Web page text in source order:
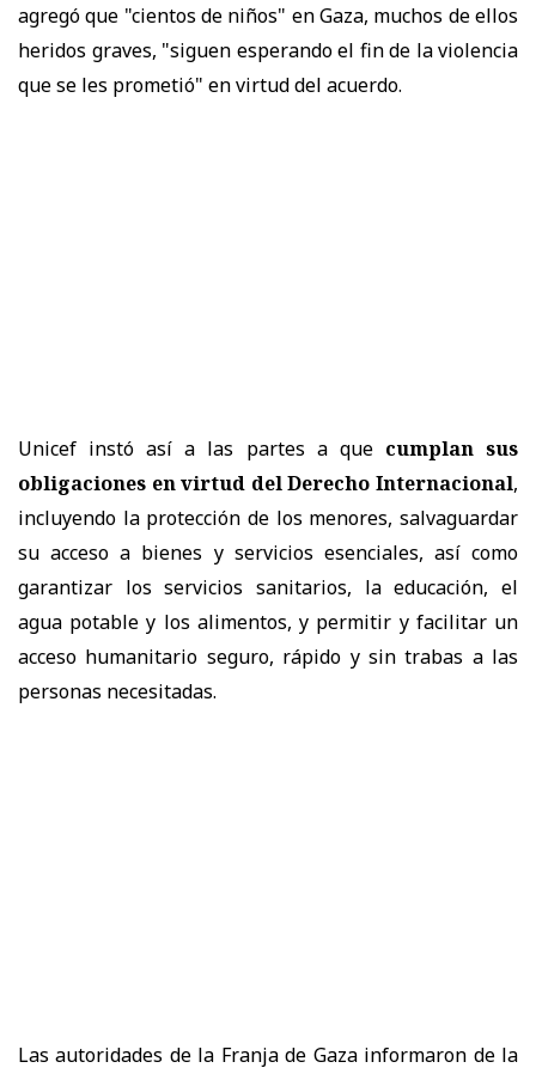
agregó que "cientos de niños" en Gaza, muchos de ellos
heridos graves, "siguen esperando el fin de la violencia
que se les prometió" en virtud del acuerdo.
Unicef instó así a las partes a que cumplan sus
obligaciones en virtud del Derecho Internacional,
incluyendo la protección de los menores, salvaguardar
su acceso a bienes y servicios esenciales, así como
garantizar los servicios sanitarios, la educación, el
agua potable y los alimentos, y permitir y facilitar un
acceso humanitario seguro, rápido y sin trabas a las
personas necesitadas.
Las autoridades de la Franja de Gaza informaron de la